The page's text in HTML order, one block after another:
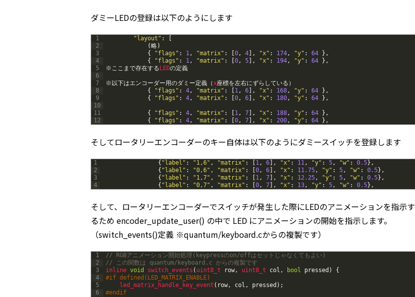
ダミーLEDの登録は以下のようにします
1
2
3
4
5
6
7
8
9
10
11
12
"layout" :
(略)
{
"flags" : 1, "matrix" : 0, 4 , "x" : 174, "y" : 64 } ,
{
"flags" : 1, "matrix" : 0, 5 , "x" : 194, "y" : 64 } ,
※ここまで存在する LEDの定義
※以下はエンコーダー用のダミー定義（x座標を左右にずらしている）
{
"flags" : 4, "matrix" : 1, 6 , "x" : 168, "y" : 64 } ,
{
"flags" : 4, "matrix" : 0, 6 , "x" : 180, "y" : 64 } ,
{ "flags" : 4, "matrix" : 1, 7 , "x" : 188, "y" : 64 } ,
{
"flags" : 4, "matrix" : 0, 7 , "x" : 200, "y" : 64 } ,
そしてロータリーエンコーダーのキー自体は以下のようにダミースイッチを登録します
1
2
3
4
{ "label" : "1,6" , "matrix" : 1, 6 , "x" : 11, "y" : 5, "w" : 0.5} ,
{ "label" : "0,6" , "matrix" : 0, 6 , "x" : 11.75, "y" : 5, "w" : 0.5} ,
{ "label" : "1,7" , "matrix" : 1, 7 , "x" : 12.25, "y" : 5, "w" : 0.5} ,
{ "label" : "0,7" , "matrix" : 0, 7 , "x" : 13, "y" : 5, "w" : 0.5} ,
そして、ロータリーエンコーダーでスイッチが発生した際にLEDのアニメーションを指示す
るため encoder_update_user() の中で LED にアニメーションの開始を指示します。
（switch_events()定義 ※quantum/keyboard.cからの複製です）
1
2
3
4
5
6
// RGBアニメーション開始処理(keypressのon/offはセットじゃなくてもよい)
// この関数は quantum/keyboard.c からの複製です
inline void switch_events ( uint8_t row, uint8_t col , bool pressed )
{
#if defined(LED_MATRIX_ENABLE)
led_matrix_handle_key_event ( row, col , pressed ) ;
#endif